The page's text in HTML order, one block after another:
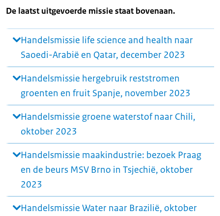
De laatst uitgevoerde missie staat bovenaan.
Handelsmissie life science and health naar
Saoedi-Arabië en Qatar, december 2023
Handelsmissie hergebruik reststromen
groenten en fruit Spanje, november 2023
Handelsmissie groene waterstof naar Chili,
oktober 2023
Handelsmissie maakindustrie: bezoek Praag
en de beurs MSV Brno in Tsjechië, oktober
2023
Handelsmissie Water naar Brazilië, oktober